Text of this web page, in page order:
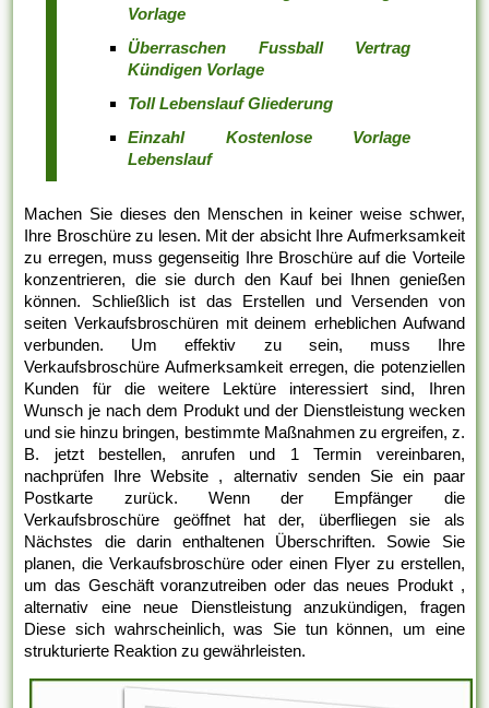
Vorlage
Überraschen Fussball Vertrag
Kündigen Vorlage
Toll Lebenslauf Gliederung
Einzahl Kostenlose Vorlage
Lebenslauf
Machen Sie dieses den Menschen in keiner weise schwer,
Ihre Broschüre zu lesen. Mit der absicht Ihre Aufmerksamkeit
zu erregen, muss gegenseitig Ihre Broschüre auf die Vorteile
konzentrieren, die sie durch den Kauf bei Ihnen genießen
können. Schließlich ist das Erstellen und Versenden von
seiten Verkaufsbroschüren mit deinem erheblichen Aufwand
verbunden. Um effektiv zu sein, muss Ihre
Verkaufsbroschüre Aufmerksamkeit erregen, die potenziellen
Kunden für die weitere Lektüre interessiert sind, Ihren
Wunsch je nach dem Produkt und der Dienstleistung wecken
und sie hinzu bringen, bestimmte Maßnahmen zu ergreifen, z.
B. jetzt bestellen, anrufen und 1 Termin vereinbaren,
nachprüfen Ihre Website , alternativ senden Sie ein paar
Postkarte zurück. Wenn der Empfänger die
Verkaufsbroschüre geöffnet hat der, überfliegen sie als
Nächstes die darin enthaltenen Überschriften. Sowie Sie
planen, die Verkaufsbroschüre oder einen Flyer zu erstellen,
um das Geschäft voranzutreiben oder das neues Produkt ,
alternativ eine neue Dienstleistung anzukündigen, fragen
Diese sich wahrscheinlich, was Sie tun können, um eine
strukturierte Reaktion zu gewährleisten.